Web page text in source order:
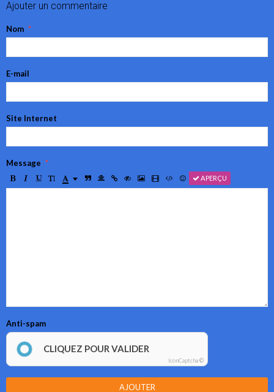
Ajouter un commentaire
Nom
E-mail
Site Internet
Message
APERÇU
Anti-spam
CLIQUEZ POUR VALIDER
IconCaptcha ©
AJOUTER